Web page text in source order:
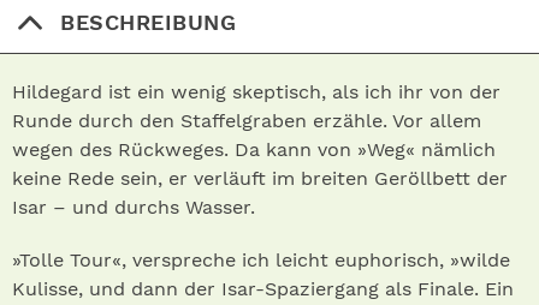
BESCHREIBUNG
Hildegard ist ein wenig skeptisch, als ich ihr von der
Runde durch den Staffelgraben erzähle. Vor allem
wegen des Rückweges. Da kann von »Weg« nämlich
keine Rede sein, er verläuft im breiten Geröllbett der
Isar – und durchs Wasser.
»Tolle Tour«, verspreche ich leicht euphorisch, »wilde
Kulisse, und dann der Isar-Spaziergang als Finale. Ein